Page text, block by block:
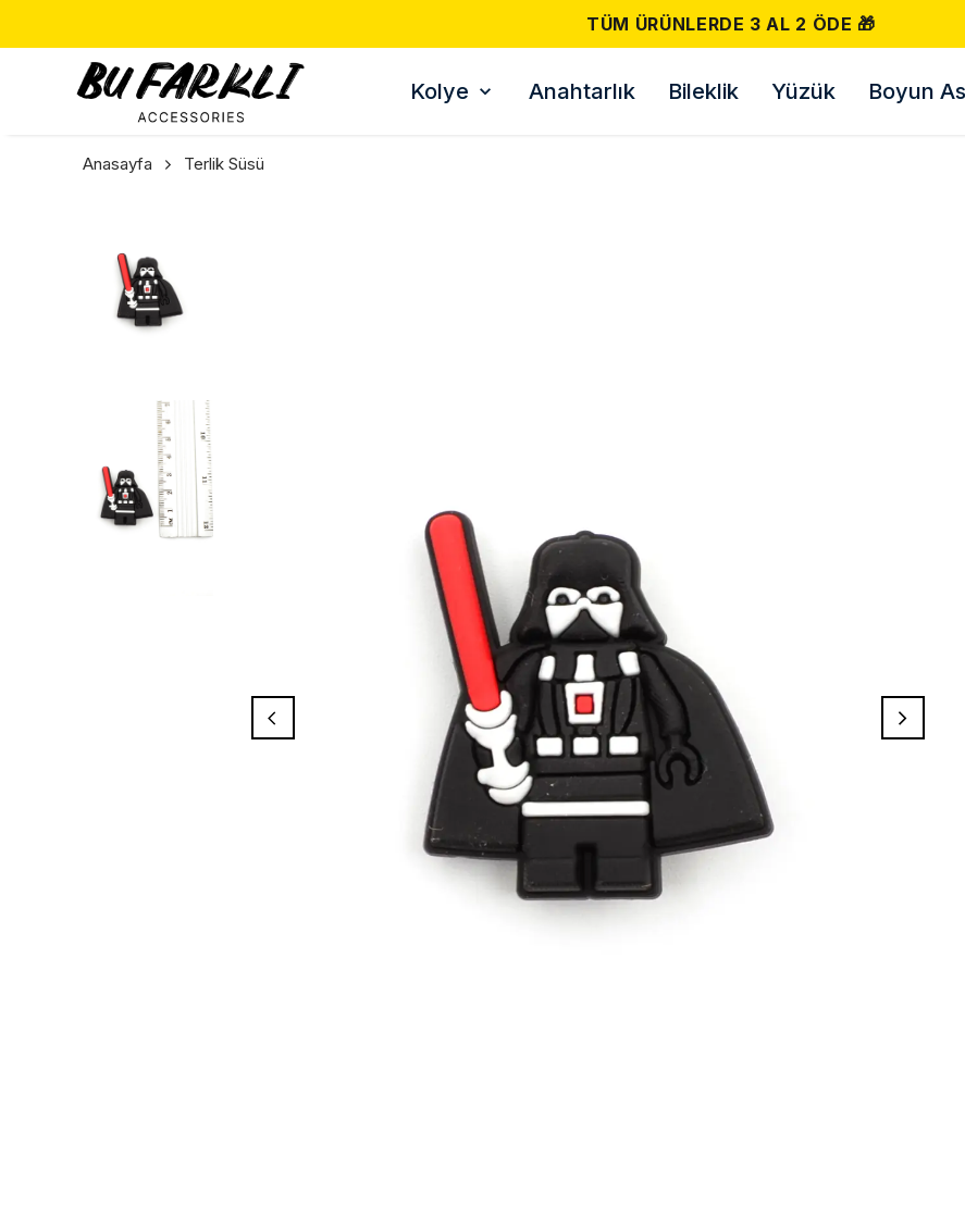
TÜM ÜRÜNLERDE 3 AL 2 ÖDE 🎁
Kolye Anahtarlık Bileklik Yüzük Boyun
Anasayfa Terlik Süsü